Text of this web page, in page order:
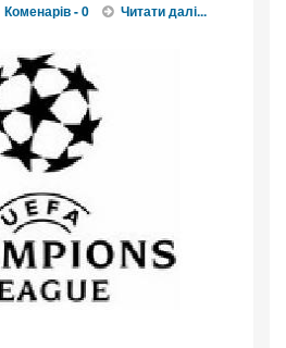
Коменарів - 0 Читати далі...